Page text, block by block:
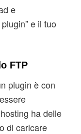
e
e il tuo
FTP
plugin è con
ha delle
di caricare